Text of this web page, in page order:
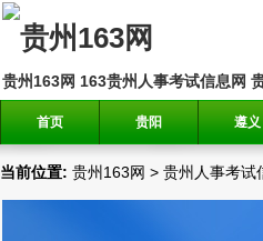
贵州163网 163贵州人事考试信息网
首页 贵阳 遵义
当前位置: 贵州163网 > 贵州人事考试